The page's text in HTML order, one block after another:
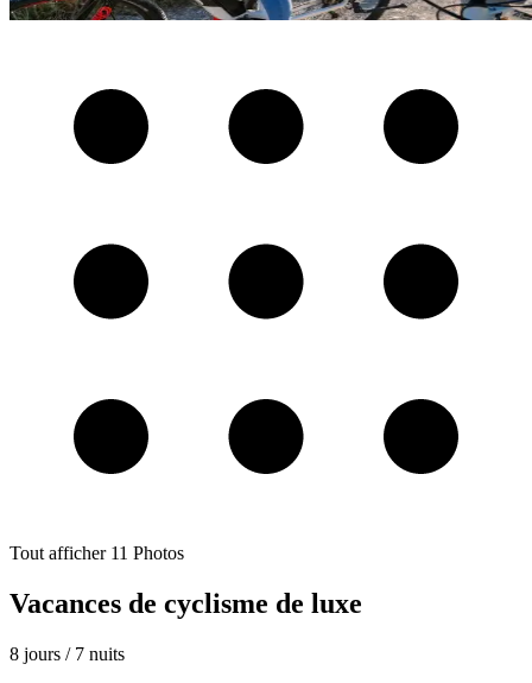
Tout afficher 11 Photos
Vacances de cyclisme de luxe
8 jours / 7 nuits